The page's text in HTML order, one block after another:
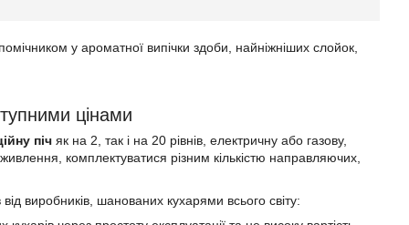
у ароматної випічки здоби, найніжніших слойок,
цінами
піч як на 2, так і на 20 рівнів, електричну або газову,
комплектуватися різним кількістю направляючих,
виробників, шанованих кухарями всього світу: